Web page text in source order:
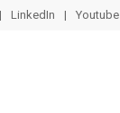
LinkedIn Youtube